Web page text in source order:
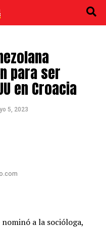
para ser
en Croacia
5, 2023
a la socióloga,